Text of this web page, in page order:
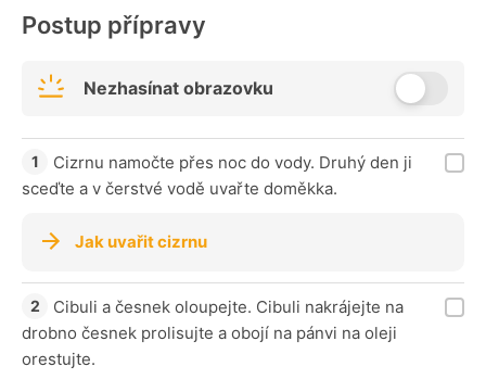
Postup přípravy
Nezhasínat obrazovku
Cizrnu namočte přes noc do vody. Druhý den ji
sceďte a v čerstvé vodě uvařte doměkka.
Jak uvařit cizrnu
Cibuli a česnek oloupejte. Cibuli nakrájejte na
drobno česnek prolisujte a obojí na pánvi na oleji
orestujte.